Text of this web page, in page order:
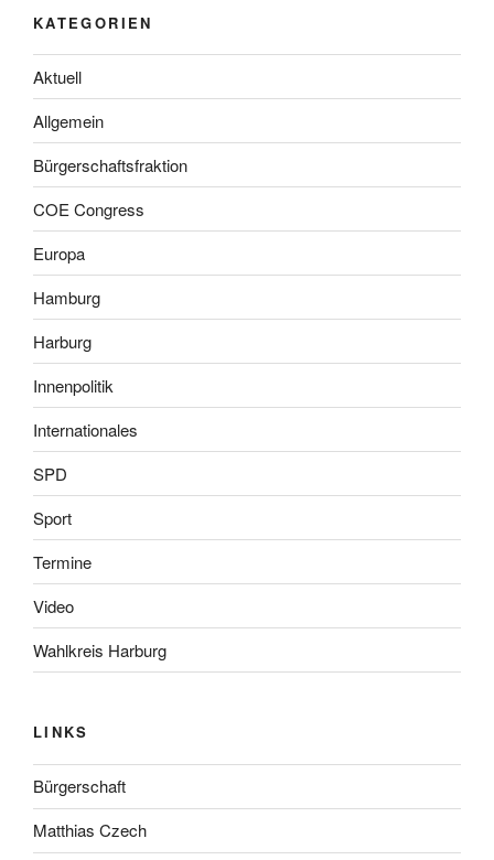
KATEGORIEN
Aktuell
Allgemein
Bürgerschaftsfraktion
COE Congress
Europa
Hamburg
Harburg
Innenpolitik
Internationales
SPD
Sport
Termine
Video
Wahlkreis Harburg
LINKS
Bürgerschaft
Matthias Czech